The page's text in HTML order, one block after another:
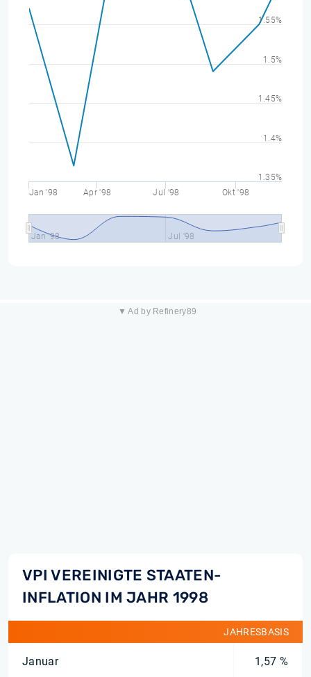
Jan '98 Apr '98 Jul '98 Okt '98
Jan '98 Jul '98
1.35%
1.4%
1.45%
1.5%
1.55%
▼ Ad by Refinery89
VPI VEREINIGTE STAATEN-
INFLATION IM JAHR 1998
JAHRESBASIS
Januar 1,57 %